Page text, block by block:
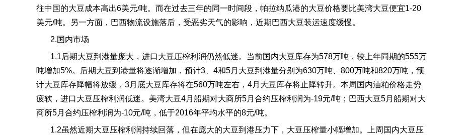
往中国的大豆成本高出6美元/吨。而在过去三年的同一时间段，帕拉纳瓜港的大豆价格要比美湾大豆便宜1-20
美元/吨。另一方面，巴西物流设施落后，受恶劣天气的影响，近期巴西大豆装运速度缓慢。
2.国内市场
1.1后期大豆到港量庞大，进口大豆压榨利润仍然低迷。当前国内大豆库存为578万吨，较上年同期的555万
吨增加5%。后期大豆到港量将逐渐增加，预计3 4和5月大豆到港量分别为630万吨、 800万吨和820万吨，预
计大豆库存降幅将放缓， 3月底大豆库存将在560万吨左右， 4月大豆库存将止降转升。本周国内油粕价格走势
疲软，进口大豆压榨利润低迷。美湾大豆4月船期对大商所5月合约压榨利润为-19元/吨；巴西大豆5月船期对大
商所5月合约压榨利润为-10元/吨，低于2016年平均水平的8元/吨。
1.2虽然近期大豆压榨利润持续回落，但在庞大的大豆到港压力下，大豆压榨量小幅增加。上周国内大豆压